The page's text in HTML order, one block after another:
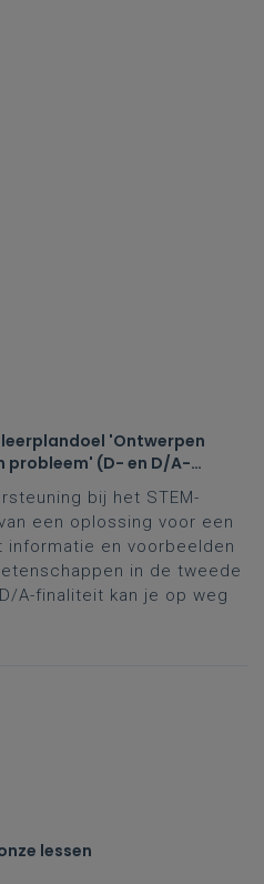
'Ontwerpen
probleem' (D- en D/A-
bij het STEM-
een oplossing voor een
informatie en voorbeelden
in de tweede
A-finaliteit kan je op weg
lessen